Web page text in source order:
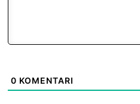
0 KOMENTARI